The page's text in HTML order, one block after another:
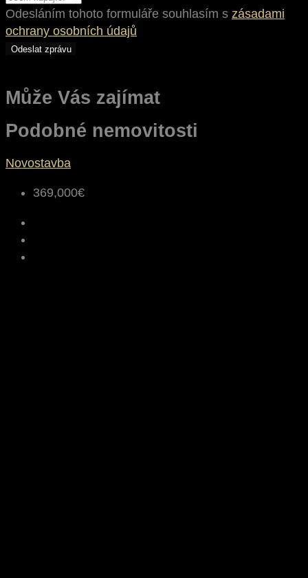
Odesláním tohoto formuláře souhlasím s zásadami
ochrany osobních údajů
Odeslat zprávu
Může Vás zajímat
Podobné nemovitosti
Novostavba
369,000€